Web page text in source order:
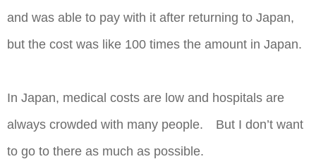
and was able to pay with it after returning to Japan,
but the cost was like 100 times the amount in Japan.
In Japan, medical costs are low and hospitals are
always crowded with many people. But I don’t want
to go to there as much as possible.